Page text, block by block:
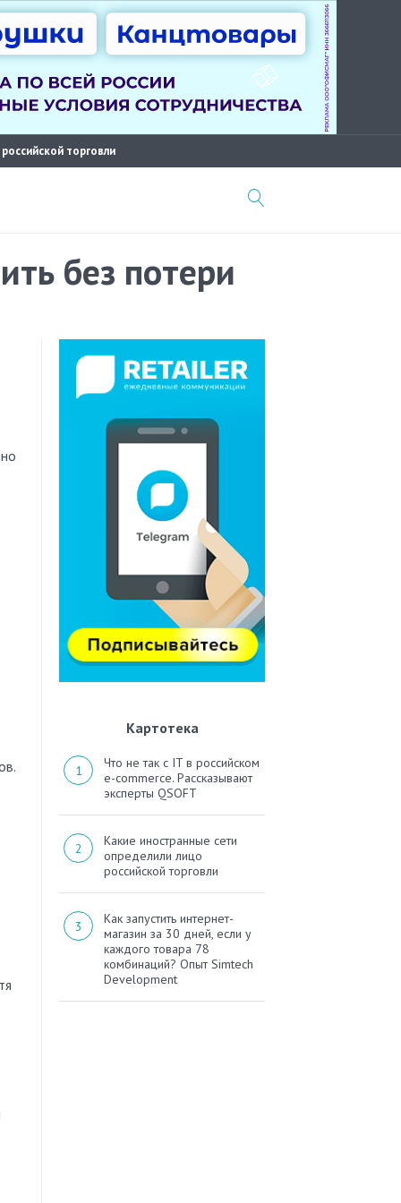
торговли
без потери
Картотека
Что не так с IT в российском
e-commerce. Рассказывают
эксперты QSOFT
Какие иностранные сети
определили лицо
российской торговли
Как запустить интернет-
магазин за 30 дней, если у
каждого товара 78
комбинаций? Опыт Simtech
Development